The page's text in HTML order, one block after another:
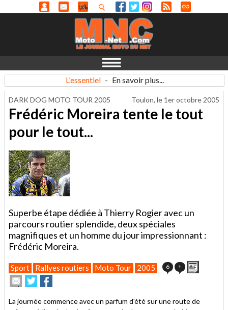
L'essentiel - En savoir plus...
DARK DOG MOTO TOUR 2005 Toulon, le 1er octobre 2005
Frédéric Moreira tente le tout
pour le tout...
Superbe étape dédiée à Thierry Rogier avec un
parcours routier splendide, deux spéciales
magnifiques et un homme du jour impressionnant :
Frédéric Moreira.
Sport Rallyes routiers Moto Tour 2005 6 +
Envoyer
cet
à
Partager
sur
sur
La journée commence avec un parfum d'été sur une route de